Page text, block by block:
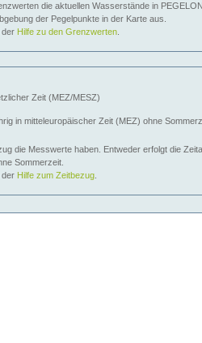
die aktuellen Wasserstände in
der Pegelpunkte in der Karte aus.
der Hilfe zu den Grenzwerten
Zeit (MEZ/MESZ)
in mitteleuropäischer Zeit (MEZ) ohne
die Messwerte haben. Entweder erfolgt die
Sommerzeit.
der Hilfe zum Zeitbezug